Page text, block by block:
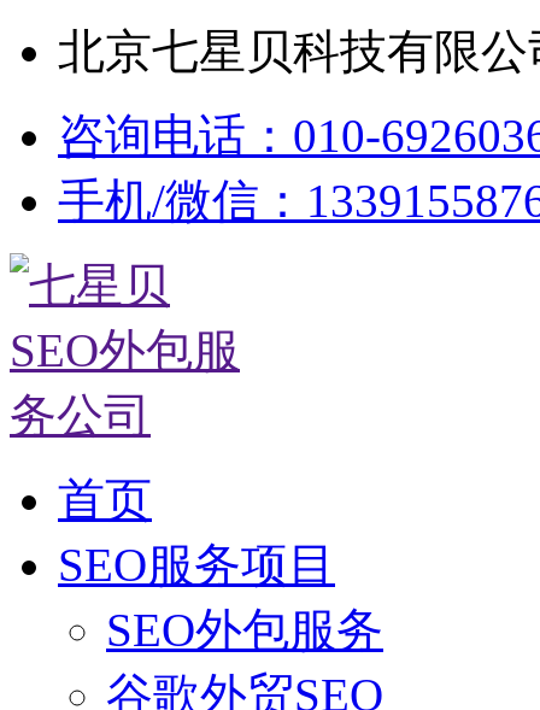
北京七星贝科技有限
咨询电话：010-
手机/微信：
首页
SEO服务项目
SEO外包服务
谷歌外贸SEO